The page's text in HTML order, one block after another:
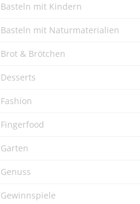
Basteln mit Kindern
Basteln mit Naturmaterialien
Brot & Brötchen
Desserts
Fashion
Fingerfood
Garten
Genuss
Gewinnspiele